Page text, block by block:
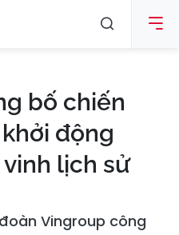
bố chiến
động
lịch sử
Vingroup công